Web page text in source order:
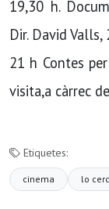
19,30 h.
Dir. David Valls,
21 h Contes
visita,a càrrec
Etiquetes:
cinema lo